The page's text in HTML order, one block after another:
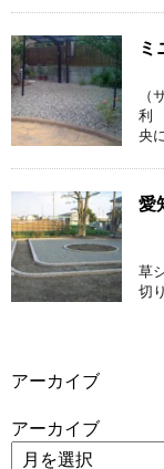
ミ
利
央
愛
切
アーカイブ
アーカイブ